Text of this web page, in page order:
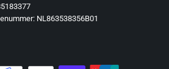
NL863538356B01